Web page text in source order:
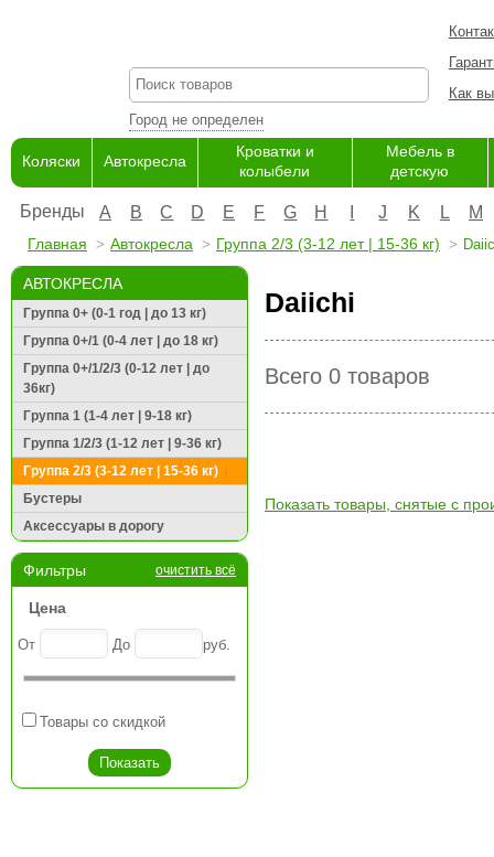
Город не определен
Как
Коляски Автокресла
Кроватки и
колыбели
Мебель в
детскую
Бренды A B C D E F G H J K L M
Главная Автокресла Группа 2/3 (3-12 лет | 15-36 кг)
АВТОКРЕСЛА
Группа 0+ (0-1 год | до 13 кг)
Группа 0+/1 (0-4 лет | до 18 кг)
Группа 0+/1/2/3 (0-12 лет | до
36кг)
Группа 1 (1-4 лет | 9-18 кг)
Группа 1/2/3 (1-12 лет | 9-36 кг)
Группа 2/3 (3-12 лет | 15-36 кг)
Бустеры
Аксессуары в дорогу
Фильтры очистить всё
Цена
От До руб.
Товары со скидкой
Daiichi
Всего 0 товаров
Показать товары, снятые с